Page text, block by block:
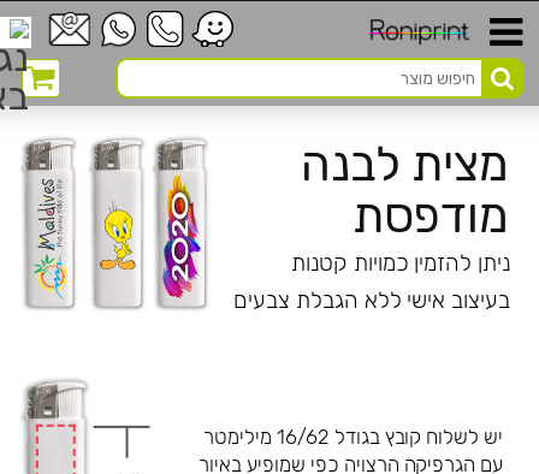
מצית לבנה
מודפסת
יש לשלוח קובץ בגודל 16/62 מילימטר
עם הגרפיקה הרצויה כפי שמופיע באיור
ניתן להזמין כמויות קטנות
בעיצוב אישי ללא הגבלת צבעים